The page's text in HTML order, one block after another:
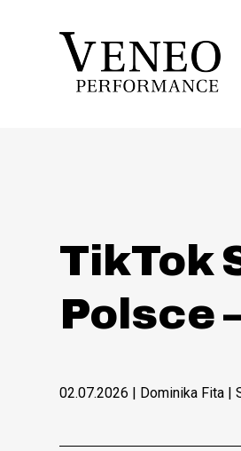
TikTok
Polsce
02.07.2026 | Dominika Fita |